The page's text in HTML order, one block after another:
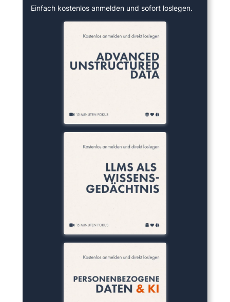
Einfach kostenlos anmelden und sofort loslegen.